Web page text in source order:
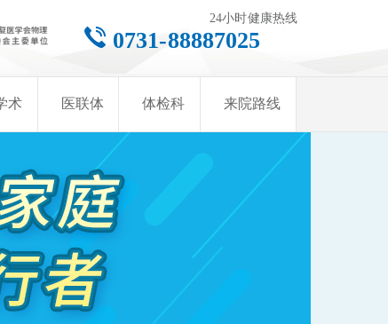
24小时健康热线
0731-88887025
术 医联体 体检科 来院路线